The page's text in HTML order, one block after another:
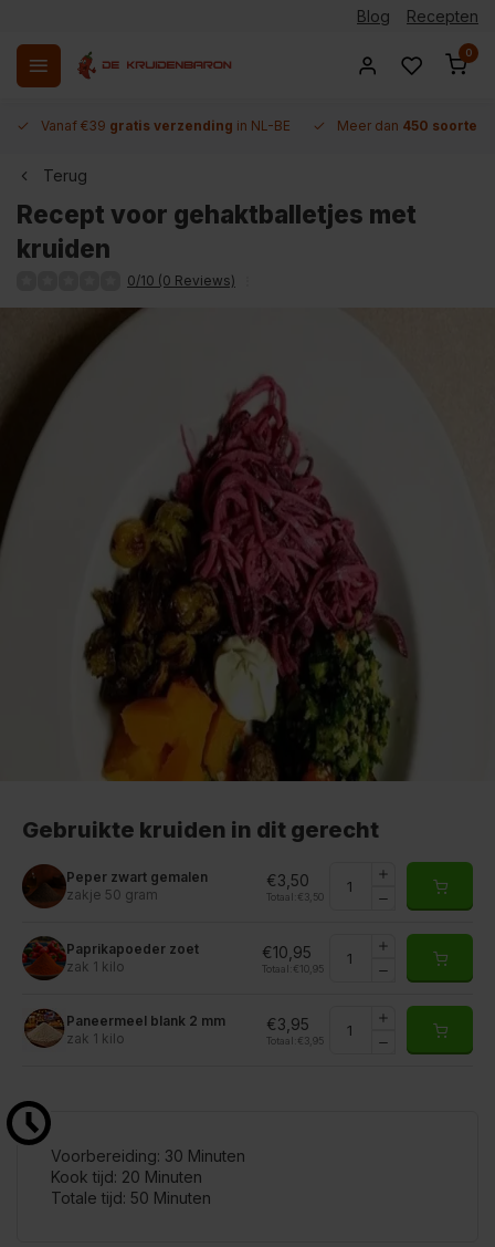
Blog Recepten
0
Vanaf €39 gratis verzending in NL-BE Meer dan 450 soorten
Terug
Recept voor gehaktballetjes met
kruiden
0/10 (0 Reviews)
Gebruikte kruiden in dit gerecht
Peper zwart gemalen
zakje 50 gram
€3,50
Totaal: €3,50
Paprikapoeder zoet
zak 1 kilo
€10,95
Totaal: €10,95
Paneermeel blank 2 mm
zak 1 kilo
€3,95
Totaal: €3,95
Voorbereiding: 30 Minuten
Kook tijd: 20 Minuten
Totale tijd: 50 Minuten